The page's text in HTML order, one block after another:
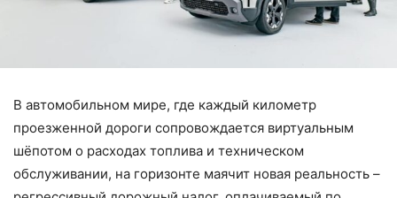
В автомобильном мире, где каждый километр
проезженной дороги сопровождается виртуальным
шёпотом о расходах топлива и техническом
обслуживании, на горизонте маячит новая реальность –